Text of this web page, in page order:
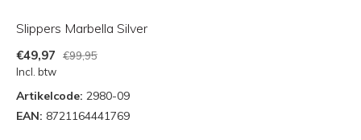
Slippers Marbella Silver
€49,97
€99,95
Incl. btw
Artikelcode: 2980-09
EAN: 8721164441769